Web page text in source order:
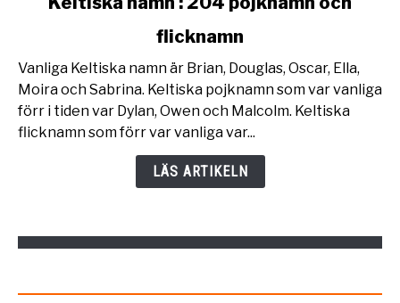
namn
:
204
pojknamn
flicknamn
Vanliga Keltiska namn är Brian, Douglas, Oscar, Ella,
Moira och Sabrina. Keltiska pojknamn som var vanliga
förr i tiden var Dylan, Owen och Malcolm. Keltiska
flicknamn som förr var vanliga var...
LÄS ARTIKELN